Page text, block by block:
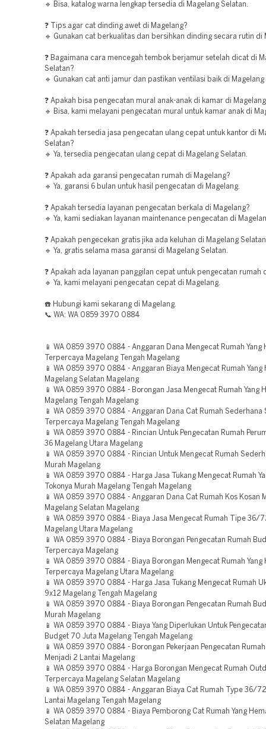
🔹 Bisa, katalog warna lengkap tersedia di Magelang Selatan.
❓ Tips agar cat dinding awet di Magelang?
🔹 Gunakan cat berkualitas dan bersihkan dinding secara rutin di
❓ Bagaimana cara mencegah tembok berjamur setelah dicat di
Selatan?
🔹 Gunakan cat anti jamur dan pastikan ventilasi baik di Magelang
❓ Apakah bisa pengecatan mural anak-anak di kamar di
🔹 Bisa, kami melayani pengecatan mural untuk kamar anak di
❓ Apakah tersedia jasa pengecatan ulang cepat untuk kantor di
Selatan?
🔹 Ya, tersedia pengecatan ulang cepat di Magelang Selatan.
❓ Apakah ada garansi pengecatan rumah di Magelang?
🔹 Ya, garansi 6 bulan untuk hasil pengecatan di Magelang.
❓ Apakah tersedia layanan pengecatan berkala di Magelang?
🔹 Ya, kami sediakan layanan maintenance pengecatan di
❓ Apakah pengecekan gratis jika ada keluhan di Magelang
🔹 Ya, gratis selama masa garansi di Magelang Selatan.
❓ Apakah ada layanan panggilan cepat untuk pengecatan rumah
🔹 Ya, kami melayani pengecatan cepat di Magelang.
☎️ Hubungi kami sekarang di Magelang.
📞 WA: WA 0859 3970 0884
📱 WA 0859 3970 0884 - Anggaran Dana Mengecat Rumah Yang
Terpercaya Magelang Tengah Magelang
📱 WA 0859 3970 0884 - Anggaran Biaya Mengecat Rumah Yang
Magelang Selatan Magelang
📱 WA 0859 3970 0884 - Borongan Jasa Mengecat Rumah Yang
Magelang Tengah Magelang
📱 WA 0859 3970 0884 - Anggaran Dana Cat Rumah Sederhana
Terpercaya Magelang Tengah Magelang
📱 WA 0859 3970 0884 - Rincian Untuk Pengecatan Rumah
36 Magelang Utara Magelang
📱 WA 0859 3970 0884 - Rincian Untuk Mengecat Rumah
Murah Magelang
📱 WA 0859 3970 0884 - Harga Jasa Tukang Mengecat Rumah
Tokonya Murah Magelang Tengah Magelang
📱 WA 0859 3970 0884 - Anggaran Dana Cat Rumah Kos Kosan
Magelang Selatan Magelang
📱 WA 0859 3970 0884 - Biaya Jasa Mengecat Rumah Tipe 36/
Magelang Utara Magelang
📱 WA 0859 3970 0884 - Biaya Borongan Pengecatan Rumah
Terpercaya Magelang
📱 WA 0859 3970 0884 - Biaya Borongan Mengecat Rumah Yang
Terpercaya Magelang Utara Magelang
📱 WA 0859 3970 0884 - Harga Jasa Tukang Mengecat Rumah
9x12 Magelang Tengah Magelang
📱 WA 0859 3970 0884 - Biaya Borongan Pengecatan Rumah
Murah Magelang
📱 WA 0859 3970 0884 - Biaya Yang Diperlukan Untuk
Budget 70 Juta Magelang Tengah Magelang
📱 WA 0859 3970 0884 - Borongan Pekerjaan Pengecatan
Menjadi 2 Lantai Magelang
📱 WA 0859 3970 0884 - Harga Borongan Mengecat Rumah
Terpercaya Magelang Selatan Magelang
📱 WA 0859 3970 0884 - Anggaran Biaya Cat Rumah Type 36/
Lantai Magelang Tengah Magelang
📱 WA 0859 3970 0884 - Biaya Pemborong Cat Rumah Yang
Selatan Magelang